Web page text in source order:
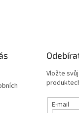
Vložte
E-mail